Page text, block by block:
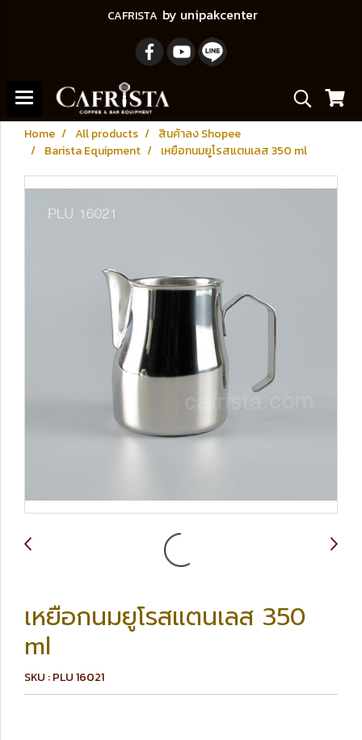
CAFRISTA by unipakcenter
Home All products
สินค้าลง Shopee
Barista Equipment
เหยือกนมยูโรสแตนเลส 350 ml
เหยือกนมยูโรสแตนเลส 350
ml
SKU : PLU 16021